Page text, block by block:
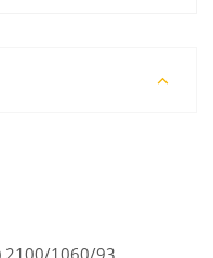
1060/93